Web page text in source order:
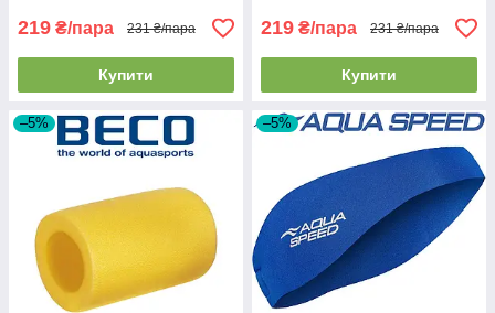
219 ₴/пара 231 ₴/пара
Купити
219 ₴/пара 231 ₴/пара
Купити
–5% –5%